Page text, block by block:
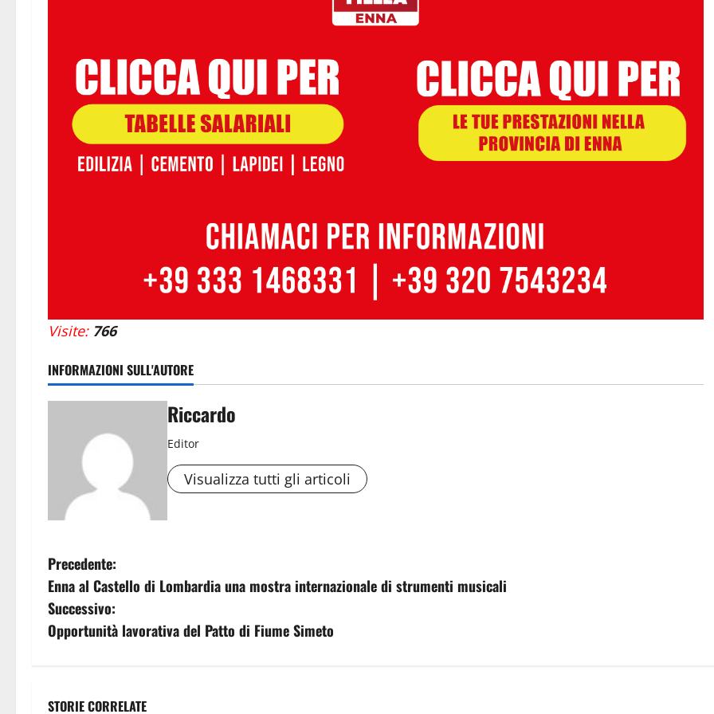
Visite: 766
INFORMAZIONI SULL'AUTORE
Riccardo
Editor
Visualizza tutti gli articoli
N
a
v
g
Precedente:
Enna al Castello di Lombardia una mostra internazionale di strumenti musicali
Successivo:
Opportunità lavorativa del Patto di Fiume Simeto
STORIE CORRELATE